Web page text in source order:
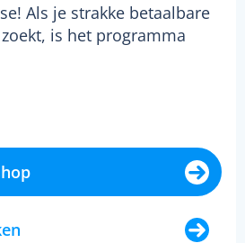
Als je strakke betaalbare
is het programma